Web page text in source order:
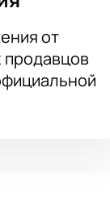
выбранные
и предъявите на
от
продавцов